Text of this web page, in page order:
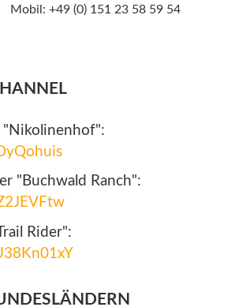
Mobil: +49 (0) 151 23 58 59 54
"Nikolinenhof":
"Buchwald Ranch":
Rider":